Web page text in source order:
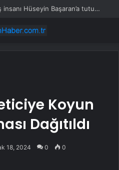
Ahbap soruşturmasında iş insanı Hüseyin Başaran’a tutuklama talebi
Koyun
Dağıtıldı
18, 2024 0 0